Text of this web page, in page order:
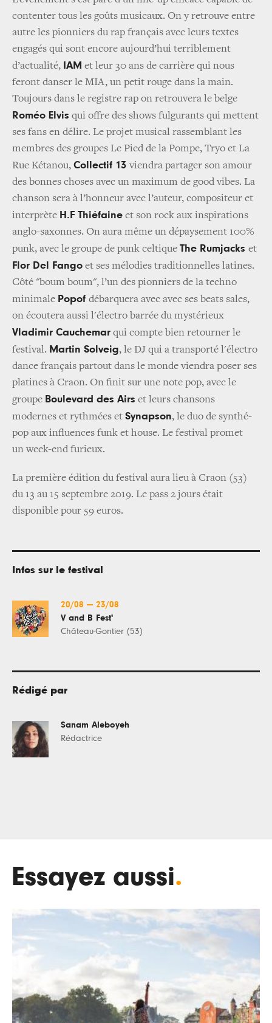
contenter tous les goûts musicaux. On y retrouve entre
autre les pionniers du rap français avec leurs textes
engagés qui sont encore aujourd’hui terriblement
d’actualité, IAM et leur 30 ans de carrière qui nous
feront danser le MIA, un petit rouge dans la main.
Toujours dans le registre rap on retrouvera le belge
Roméo Elvis qui offre des shows fulgurants qui mettent
ses fans en délire. Le projet musical rassemblant les
membres des groupes Le Pied de la Pompe, Tryo et La
Rue Kétanou, Collectif 13viendra partager son amour
des bonnes choses avec un maximum de good vibes. La
chanson sera à l’honneur avec l’auteur, compositeur et
interprète H.F Thiéfaine et son rock aux inspirations
anglo-saxonnes. On aura même un dépaysement 100%
punk, avec le groupe de punk celtique The Rumjacks et
Flor Del Fango et ses mélodies traditionnelles latines.
Côté "boum boum", l’un des pionniers de la techno
minimale Popof débarquera avec avec ses beats sales,
on écoutera aussi l'électro barrée du mystérieux
Vladimir Cauchemar qui compte bien retourner le
festival. Martin Solveig, le DJ qui a transporté l'électro
dance français partout dans le monde viendra poser ses
platines à Craon. On finit sur une note pop, avec le
groupe Boulevard des Airs et leurs chansons
modernes et rythmées et Synapson, le duo de synthé-
pop aux influences funk et house. Le festival promet
un week-end furieux.
La première édition du festival aura lieu à Craon (53)
du 13 au 15 septembre 2019. Le pass 2 jours était
disponible pour 59 euros.
Infos sur le festival
20/08 — 23/08
V and B Fest'
Château-Gontier (53)
Rédigé par
Sanam Aleboyeh
Rédactrice
Essayez aussi.